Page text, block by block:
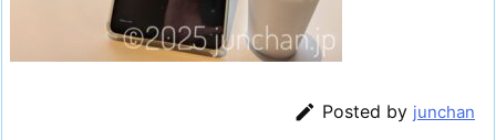
 Posted by junchan